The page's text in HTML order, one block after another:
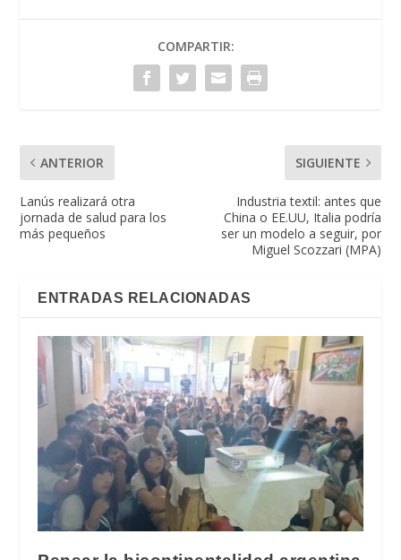
COMPARTIR:
ANTERIOR
Lanús realizará otra
jornada de salud para los
más pequeños
SIGUIENTE
Industria textil: antes que
China o EE.UU, Italia podría
ser un modelo a seguir, por
Miguel Scozzari (MPA)
ENTRADAS RELACIONADAS